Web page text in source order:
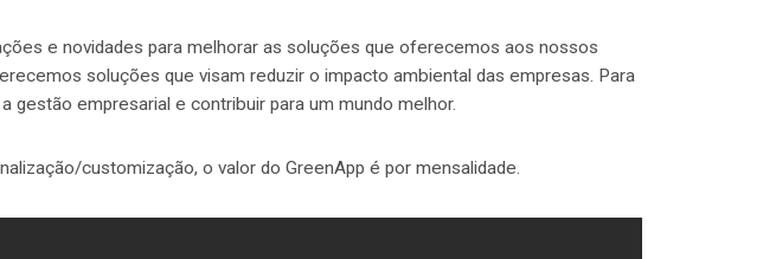
e novidades para melhorar as soluções que oferecemos aos nossos
soluções que visam reduzir o impacto ambiental das empresas. Para
gestão empresarial e contribuir para um mundo melhor.
customização, o valor do GreenApp é por mensalidade.